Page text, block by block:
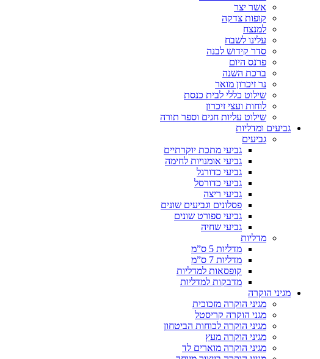
אשר יצר
קופות צדקה
למנצח
עלינו לשבח
סדר קידוש לבנה
פרנס היום
ברכת השנה
נר זיכרון מואר
שילוט כללי לבית כנסת
לוחות ועצי זיכרון
שילוט עליות חגים וספר תורה
גביעים ומדליות
גביעים
גביעי מתכת יוקרתיים
גביעי אומנויות לחימה
גביעי כדורגל
גביעי כדורסל
גביעי ריצה
פסלונים וגביעים שונים
גביעי ספורט שונים
גביעי שחיה
מדליות
מדליות 5 ס”מ
מדליות 7 ס”מ
קופסאות למדליות
מדבקות למדליות
מגיני הוקרה
מגיני הוקרה מזכוכית
מגני הוקרה קריסטל
מגיני הוקרה לכוחות הביטחון
מגיני הוקרה מעץ
מגיני הוקרה מוארים לד